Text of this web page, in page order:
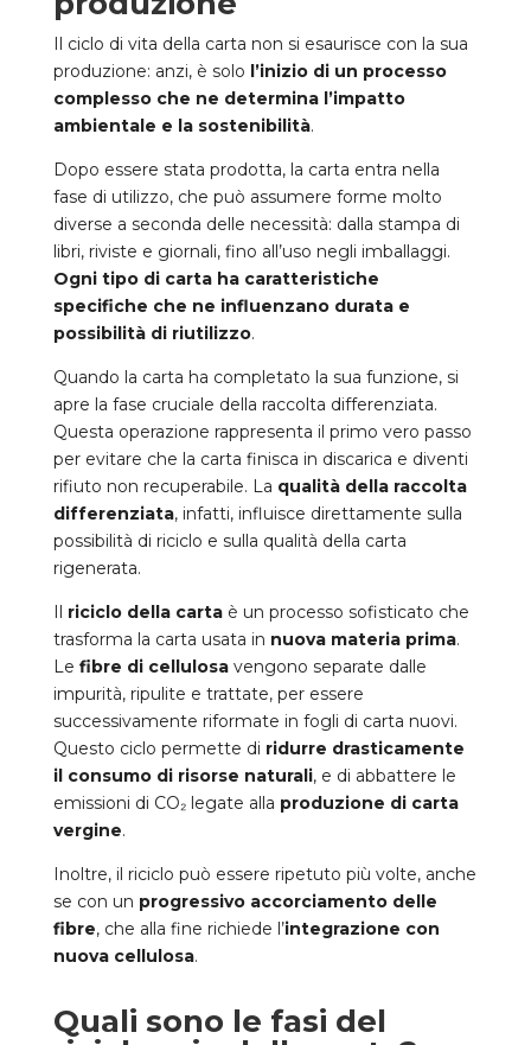
Il ciclo di vita della carta non si esaurisce con la sua
produzione: anzi, è solo l’inizio di un processo
complesso che ne determina l’impatto
ambientale e la sostenibilità.
Dopo essere stata prodotta, la carta entra nella
fase di utilizzo, che può assumere forme molto
diverse a seconda delle necessità: dalla stampa di
libri, riviste e giornali, fino all’uso negli imballaggi.
Ogni tipo di carta ha caratteristiche
specifiche che ne influenzano durata e
possibilità di riutilizzo.
Quando la carta ha completato la sua funzione, si
apre la fase cruciale della raccolta differenziata.
Questa operazione rappresenta il primo vero passo
per evitare che la carta finisca in discarica e diventi
rifiuto non recuperabile. La qualità della raccolta
differenziata, infatti, influisce direttamente sulla
possibilità di riciclo e sulla qualità della carta
rigenerata.
Il riciclo della carta è un processo sofisticato che
trasforma la carta usata in nuova materia prima.
Le fibre di cellulosa vengono separate dalle
impurità, ripulite e trattate, per essere
successivamente riformate in fogli di carta nuovi.
Questo ciclo permette di ridurre drasticamente
il consumo di risorse naturali, e di abbattere le
emissioni di CO₂ legate alla produzione di carta
vergine.
Inoltre, il riciclo può essere ripetuto più volte, anche
se con un progressivo accorciamento delle
fibre, che alla fine richiede l’integrazione con
nuova cellulosa.
Quali sono le fasi del